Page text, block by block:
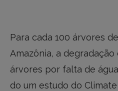
Para cada 100 árvores
Amazônia, a
árvores por falta de
do um estudo do